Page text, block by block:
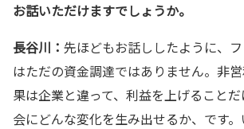
お話いただけますでしょうか。
長谷川： 先ほどもお話ししたように、
はただの資金調達ではありません。非
果は企業と違って、利益を上げること
会にどんな変化を生み出せるか、です